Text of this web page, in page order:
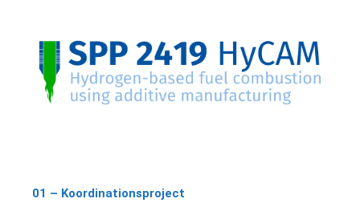
01 – Koordinationsproject